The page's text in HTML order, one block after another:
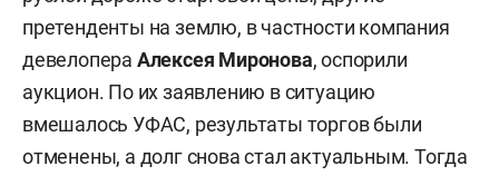
претенденты на землю, в частности компания
девелопера Алексея Миронова, оспорили
аукцион. По их заявлению в ситуацию
вмешалось УФАС, результаты торгов были
отменены, а долг снова стал актуальным. Тогда